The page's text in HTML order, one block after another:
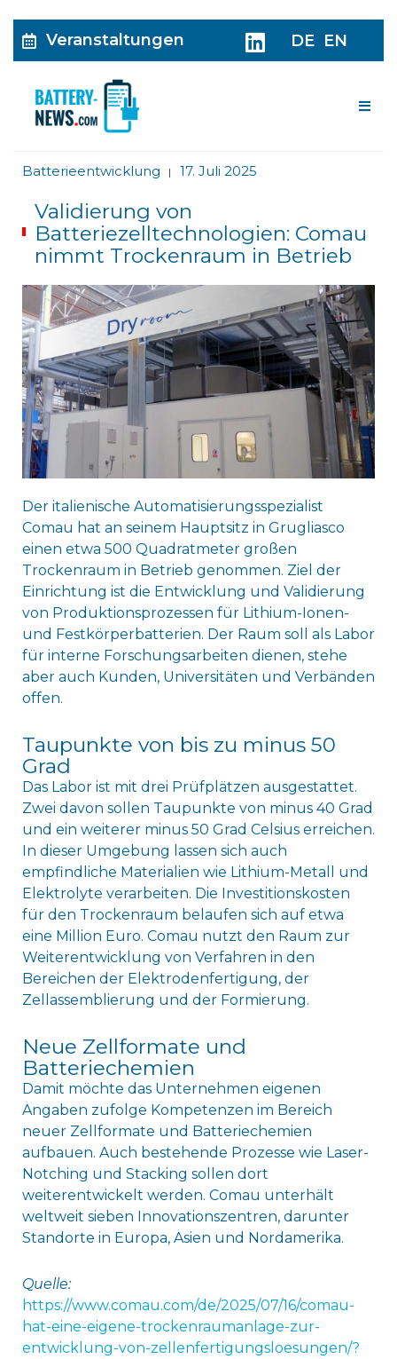
Veranstaltungen DE EN
Batterieentwicklung | 17. Juli 2025
Validierung von
Batteriezelltechnologien: Comau
nimmt Trockenraum in Betrieb
Der italienische Automatisierungsspezialist
Comau hat an seinem Hauptsitz in Grugliasco
einen etwa 500 Quadratmeter großen
Trockenraum in Betrieb genommen. Ziel der
Einrichtung ist die Entwicklung und Validierung
von Produktionsprozessen für Lithium-Ionen-
und Festkörperbatterien. Der Raum soll als Labor
für interne Forschungsarbeiten dienen, stehe
aber auch Kunden, Universitäten und Verbänden
offen.
Taupunkte von bis zu minus 50
Grad
Das Labor ist mit drei Prüfplätzen ausgestattet.
Zwei davon sollen Taupunkte von minus 40 Grad
und ein weiterer minus 50 Grad Celsius erreichen.
In dieser Umgebung lassen sich auch
empfindliche Materialien wie Lithium-Metall und
Elektrolyte verarbeiten. Die Investitionskosten
für den Trockenraum belaufen sich auf etwa
eine Million Euro. Comau nutzt den Raum zur
Weiterentwicklung von Verfahren in den
Bereichen der Elektrodenfertigung, der
Zellassemblierung und der Formierung.
Neue Zellformate und
Batteriechemien
Damit möchte das Unternehmen eigenen
Angaben zufolge Kompetenzen im Bereich
neuer Zellformate und Batteriechemien
aufbauen. Auch bestehende Prozesse wie Laser-
Notching und Stacking sollen dort
weiterentwickelt werden. Comau unterhält
weltweit sieben Innovationszentren, darunter
Standorte in Europa, Asien und Nordamerika.
Quelle:
https://www.comau.com/de/2025/07/16/comau-
hat-eine-eigene-trockenraumanlage-zur-
entwicklung-von-zellenfertigungsloesungen/?